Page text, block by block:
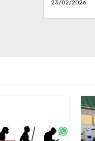
23/02/2026